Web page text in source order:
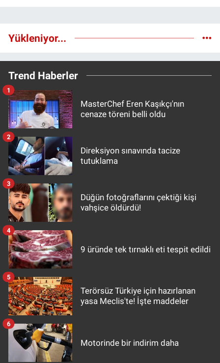
Yükleniyor...
Trend Haberler
MasterChef Eren Kaşıkçı'nın
cenaze töreni belli oldu
1
Direksiyon sınavında tacize
tutuklama
2
Düğün fotoğraflarını çektiği kişi
vahşice öldürdü!
3
9 üründe tek tırnaklı eti tespit edildi
4
Terörsüz Türkiye için hazırlanan
yasa Meclis'te! İşte maddeler
5
Motorinde bir indirim daha
6